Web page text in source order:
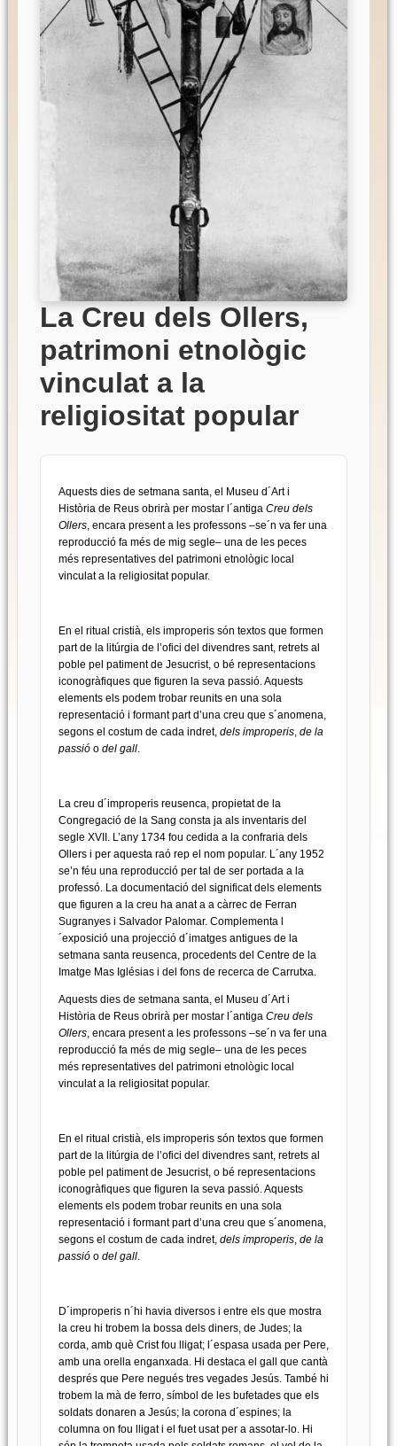
La Creu dels Ollers,
patrimoni etnològic
vinculat a la
religiositat popular
Aquests dies de setmana santa, el Museu d´Art i
Història de Reus obrirà per mostar l´antiga Creu dels
Ollers, encara present a les professons –se´n va fer una
reproducció fa més de mig segle– una de les peces
més representatives del patrimoni etnològic local
vinculat a la religiositat popular.
En el ritual cristià, els improperis són textos que formen
part de la litúrgia de l’ofici del divendres sant, retrets al
poble pel patiment de Jesucrist, o bé representacions
iconogràfiques que figuren la seva passió. Aquests
elements els podem trobar reunits en una sola
representació i formant part d’una creu que s´anomena,
segons el costum de cada indret, dels improperis, de la
passióo del gall.
La creu d´improperis reusenca, propietat de la
Congregació de la Sang consta ja als inventaris del
segle XVII. L’any 1734 fou cedida a la confraria dels
Ollers i per aquesta raó rep el nom popular. L´any 1952
se’n féu una reproducció per tal de ser portada a la
professó. La documentació del significat dels elements
que figuren a la creu ha anat a a càrrec de Ferran
Sugranyes i Salvador Palomar. Complementa l
´exposició una projecció d´imatges antigues de la
setmana santa reusenca, procedents del Centre de la
Imatge Mas Iglésias i del fons de recerca de Carrutxa.
Aquests dies de setmana santa, el Museu d´Art i
Història de Reus obrirà per mostar l´antiga Creu dels
Ollers, encara present a les professons –se´n va fer una
reproducció fa més de mig segle– una de les peces
més representatives del patrimoni etnològic local
vinculat a la religiositat popular.
En el ritual cristià, els improperis són textos que formen
part de la litúrgia de l’ofici del divendres sant, retrets al
poble pel patiment de Jesucrist, o bé representacions
iconogràfiques que figuren la seva passió. Aquests
elements els podem trobar reunits en una sola
representació i formant part d’una creu que s´anomena,
segons el costum de cada indret, dels improperis, de la
passióo del gall.
D´improperis n´hi havia diversos i entre els que mostra
la creu hi trobem la bossa dels diners, de Judes; la
corda, amb què Crist fou lligat; l´espasa usada per Pere,
amb una orella enganxada. Hi destaca el gall que cantà
després que Pere negués tres vegades Jesús. També hi
trobem la mà de ferro, símbol de les bufetades que els
soldats donaren a Jesús; la corona d´espines; la
columna on fou lligat i el fuet usat per a assotar-lo. Hi